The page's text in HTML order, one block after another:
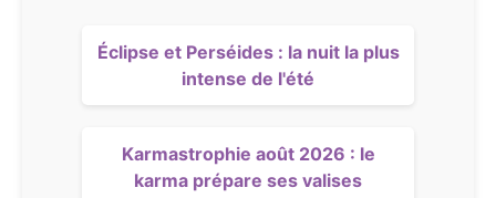
Éclipse et Perséides : la nuit la plus
intense de l'été
Karmastrophie août 2026 : le
karma prépare ses valises